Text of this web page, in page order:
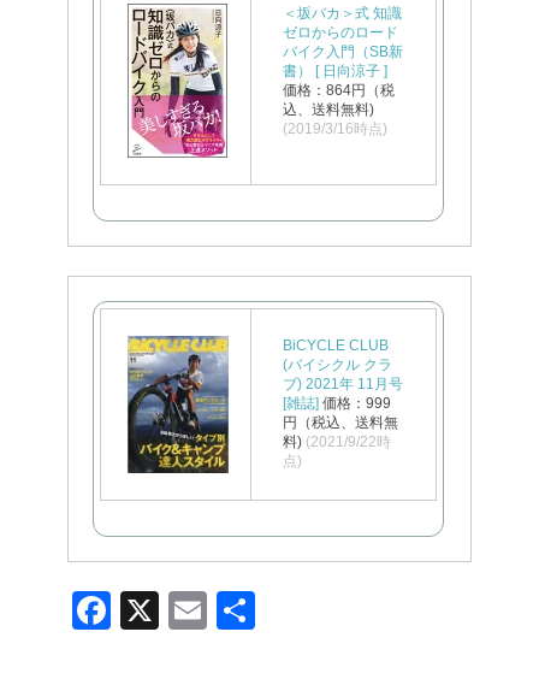
＜坂バカ＞式 知識
ゼロからのロード
バイク入門（SB新
書） [ 日向涼子 ]
価格：864円（税
込、送料無料)
(2019/3/16時点)
BiCYCLE CLUB
(バイシクル クラ
ブ) 2021年 11月号
[雑誌] 価格：999
円（税込、送料無
料) (2021/9/22時
点)
F
X
E